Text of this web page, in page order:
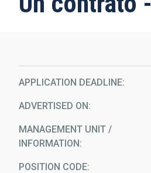
APPLICATION DEADLINE
ADVERTISED ON
MANAGEMENT UNIT /
INFORMATION
POSITION CODE